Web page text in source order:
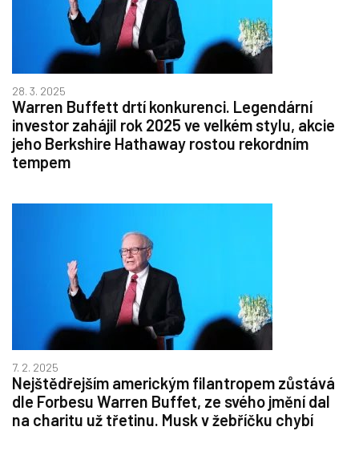
28. 3. 2025
Warren Buffett drtí konkurenci. Legendární
investor zahájil rok 2025 ve velkém stylu, akcie
jeho Berkshire Hathaway rostou rekordním
tempem
7. 2. 2025
Nejštědřejším americkým filantropem zůstává
dle Forbesu Warren Buffet, ze svého jmění dal
na charitu už třetinu. Musk v žebříčku chybí